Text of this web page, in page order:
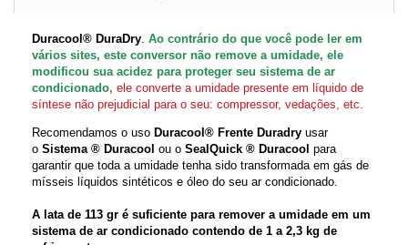
Duracool® DuraDry. Ao contrário do que você pode ler em
vários sites, este conversor não remove a umidade, ele
modificou sua acidez para proteger seu sistema de ar
condicionado, ele converte a umidade presente em líquido de
síntese não prejudicial para o seu: compressor, vedações, etc.
Recomendamos o uso Duracool® Frente Duradry usar
o Sistema ® Duracool ou o SealQuick ® Duracool para
garantir que toda a umidade tenha sido transformada em gás de
mísseis líquidos sintéticos e óleo do seu ar condicionado.
A lata de 113 gr é suficiente para remover a umidade em um
sistema de ar condicionado contendo de 1 a 2,3 kg de